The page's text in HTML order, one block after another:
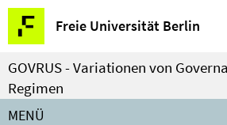
Springe
direkt
zu
Inhalt
Freie Universität Berlin
Service-
Navigation
GOVRUS - Variationen von
Regimen
MENÜ